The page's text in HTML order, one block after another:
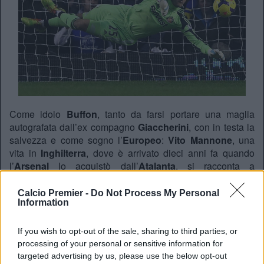
Calcio Premier - Do Not Process My Personal
Information
If you wish to opt-out of the sale, sharing to third parties, or
processing of your personal or sensitive information for
targeted advertising by us, please use the below opt-out
Come idolo Buffon, tanto da farsi portare una maglia
autografata dall’ex compagno Giaccherini, con in testa la
salvezza e come sogno l’Europeo: Vito Mannone, una
vita in Inghilterra, dove è arrivato dieci anni fa quando
l’Arsenal lo acquistò dall’Atalanta, si racconta a
portiere deiBlack Cats, ma è comunque felice di giocare
nel miglior campionato del mondo dove, grazie alle sue
considerazione in otticaNazionale? “Noi portieri italiani
sotto questo punto di vista siamo un pò sfigati”, ammette
Mannone con un pò di ironia, vista la grande concorrenza